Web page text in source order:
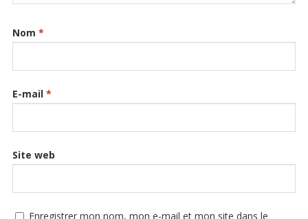
Nom *
E-mail *
Site web
Enregistrer mon nom, mon e-mail et mon site dans le